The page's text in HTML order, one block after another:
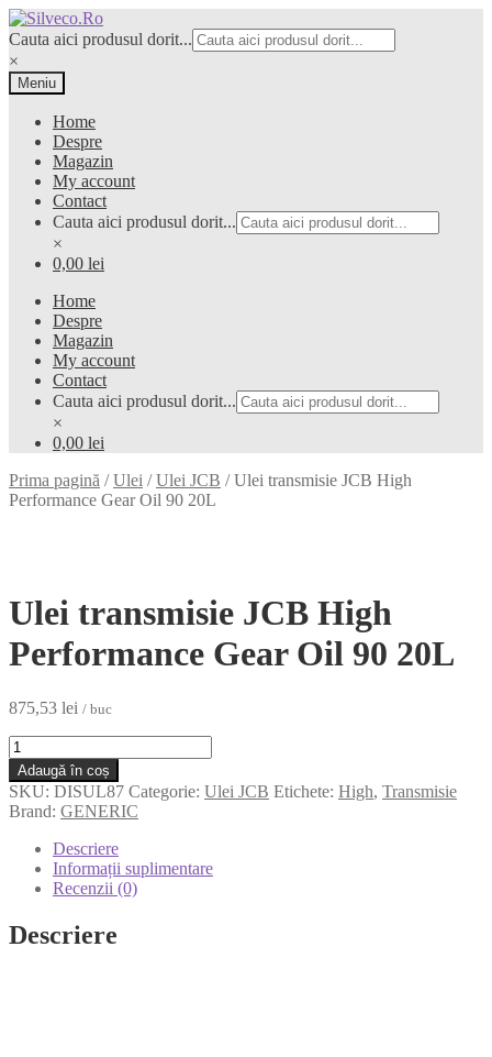
Sari
la
navigare
Sari
la
conținut
Cauta aici produsul dorit...
×
Meniu
Home
Despre
Magazin
My account
Contact
Cauta aici produsul dorit...
×
0,00 lei
Home
Despre
Magazin
My account
Contact
Cauta aici produsul dorit...
×
0,00 lei
Prima pagină /Ulei /Ulei JCB /Ulei transmisie JCB High
Performance Gear Oil 90 20L
Ulei transmisie JCB High
Performance Gear Oil 90 20L
875,53 lei / buc
Cantitate
Ulei
transmisie
JCB
High
Performance
Gear
20L
Adaugă în coș
SKU: DISUL87 Categorie: Ulei JCB Etichete: High, Transmisie
Brand: GENERIC
Descriere
Informații suplimentare
Recenzii (0)
Descriere